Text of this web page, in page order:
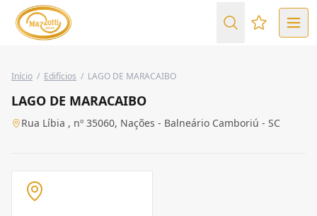
Favoritos
Início / Edifícios / LAGO DE MARACAIBO
LAGO DE MARACAIBO
Rua Líbia , nº 35060, Nações - Balneário Camboriú - SC